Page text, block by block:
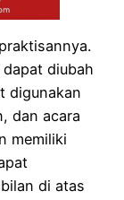
diubah
digunakan
dan acara
memiliki
di atas